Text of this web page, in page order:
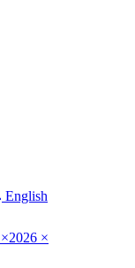
English
×2026 ×